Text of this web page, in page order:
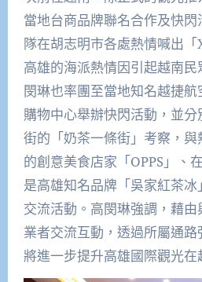
當地台商品牌聯名合作及快
隊在胡志明市各處熱情喊出「
高雄的海派熱情因引起越南
閔琳也率團至當地知名越捷航
購物中心舉辦快閃活動，並
街的「奶茶一條街」考察，
的創意美食店家「OPPS」、
是高雄知名品牌「吳家紅茶
交流活動。高閔琳強調，藉
業者交流互動，透過所屬通路
將進一步提升高雄國際觀光在